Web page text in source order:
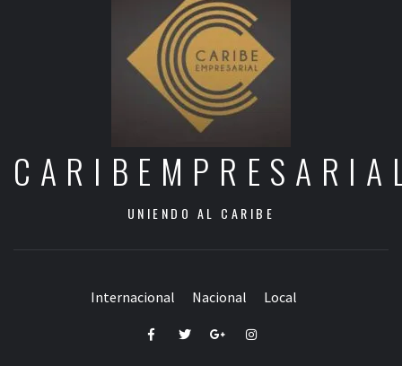
UNIENDO AL CARIBE
Internacional Nacional Local
FacebookTwitterGoogle+Instagram